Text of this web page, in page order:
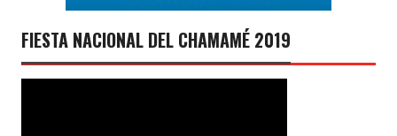
FIESTA NACIONAL DEL CHAMAMÉ 2019